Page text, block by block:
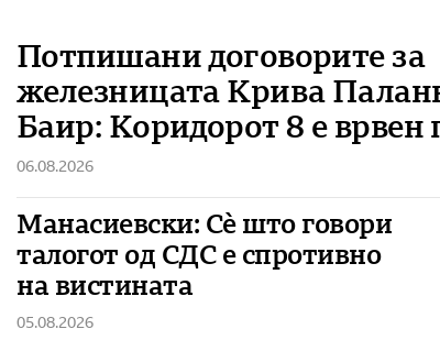
Потпишани договорите за
железницата Крива
Баир: Коридорот 8 е врвен
06.08.2026
Манасиевски: Сè што говори
талогот од СДС е спротивно
на вистината
05.08.2026